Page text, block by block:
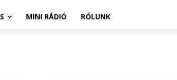
MINI RÁDIÓ RÓLUNK